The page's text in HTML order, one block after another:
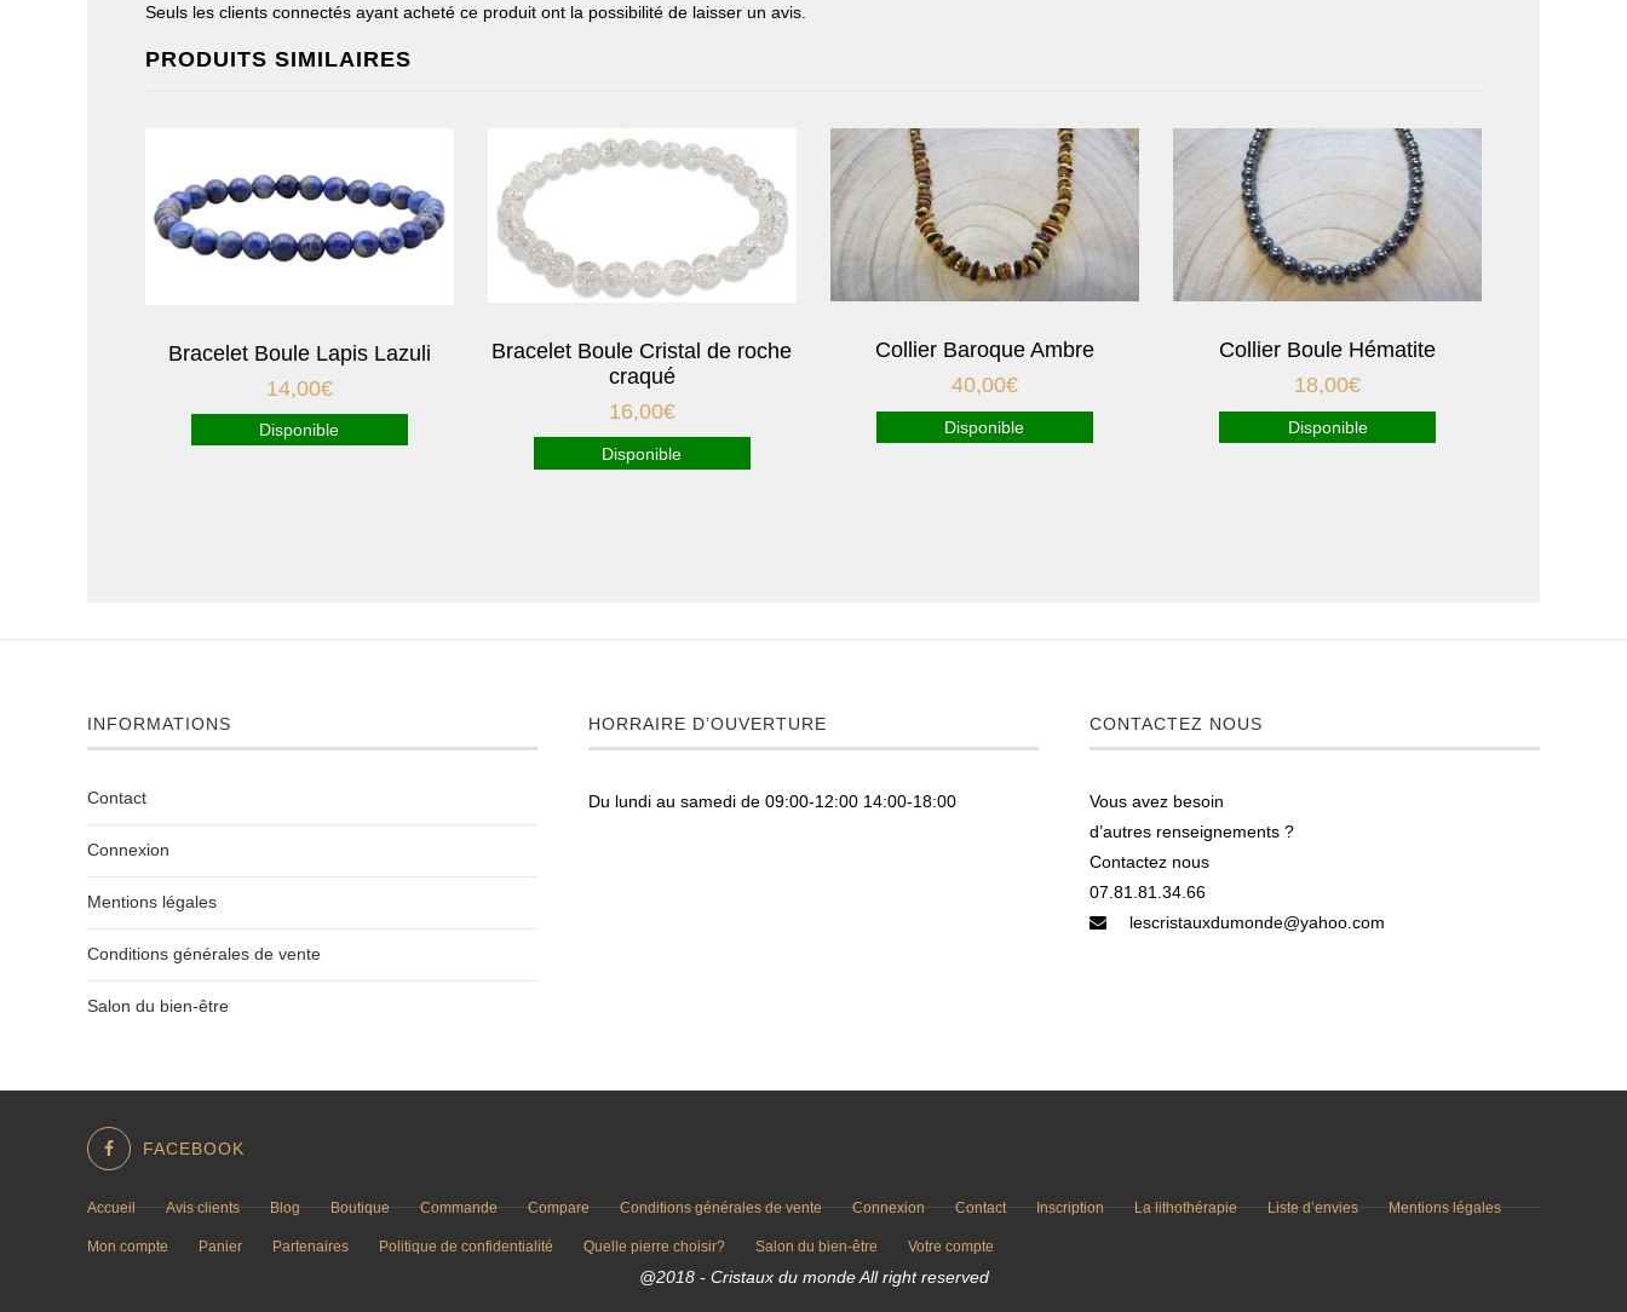
Seuls les clients connectés ayant acheté ce produit ont la possibilité de laisser un avis.
PRODUITS SIMILAIRES
Bracelet Boule Lapis Lazuli
14,00€
Disponible
Bracelet Boule Cristal de roche
craqué
16,00€
Disponible
Collier Baroque Ambre
40,00€
Disponible
Collier Boule Hématite
18,00€
Disponible
INFORMATIONS
Contact
Connexion
Mentions légales
Conditions générales de vente
Salon du bien-être
HORRAIRE D’OUVERTURE
Du lundi au samedi de 09:00-12:00 14:00-18:00
CONTACTEZ NOUS
Vous avez besoin
d’autres renseignements ?
Contactez nous
07.81.81.34.66
lescristauxdumonde@yahoo.com
FACEBOOK
Accueil Avis clients Blog Boutique Commande Compare Conditions générales de vente Connexion Contact Inscription La lithothérapie Liste d’envies Mentions légales
Mon compte Panier Partenaires Politique de confidentialité Quelle pierre choisir? Salon du bien-être Votre compte
@2018 - Cristaux du monde All right reserved